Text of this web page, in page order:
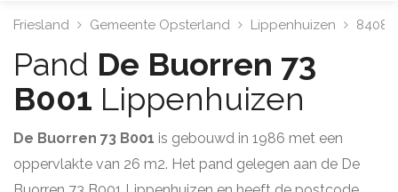
Friesland Gemeente Opsterland Lippenhuizen 8408
Pand De Buorren 73
B001 Lippenhuizen
De Buorren 73 B001 is gebouwd in 1986 met een
oppervlakte van 26 m2. Het pand gelegen aan de De